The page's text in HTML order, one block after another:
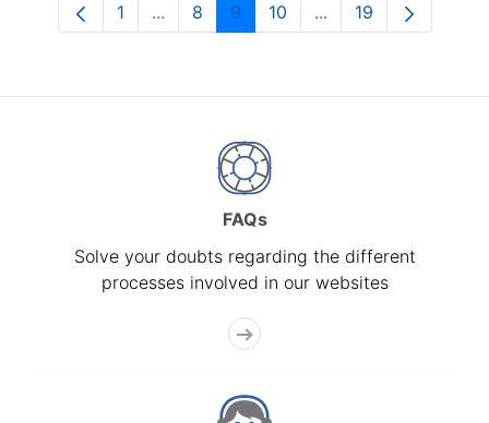
Page
1 ...Intermediate Pages Use TAB to
Page
8 Page
9 Page
10 ...Intermediate Pages
Page
19
FAQs
Solve your doubts regarding the different
processes involved in our websites